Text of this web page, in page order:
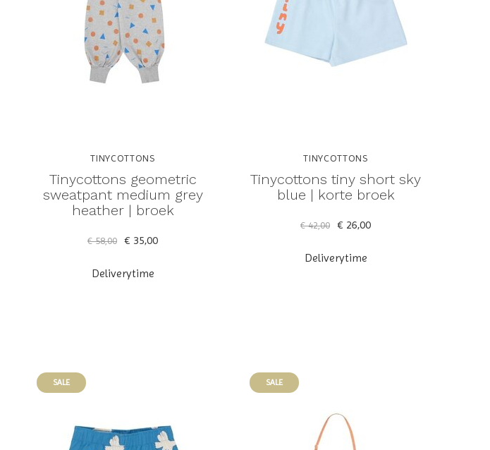
TINYCOTTONS
Tinycottons geometric
sweatpant medium grey
heather | broek
€ 58,00 € 35,00
Deliverytime
TINYCOTTONS
Tinycottons tiny short sky
blue | korte broek
€ 42,00 € 26,00
Deliverytime
SALE SALE